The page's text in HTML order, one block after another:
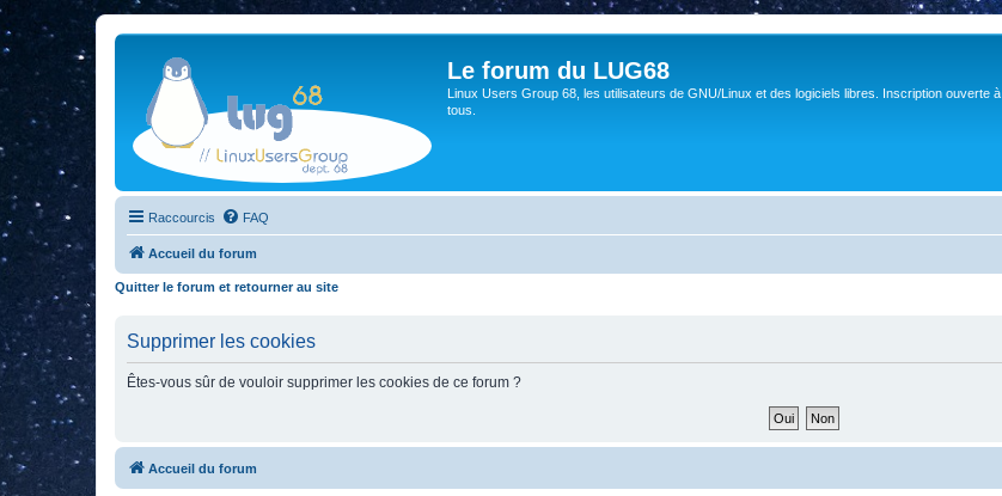
Le forum du LUG68
Linux Users Group 68, les utilisateurs de GNU/Linux et des logiciels libres. Inscription ouverte à
tous.
Raccourcis FAQ
Accueil du forum
Quitter le forum et retourner au site
Supprimer les cookies
Êtes-vous sûr de vouloir supprimer les cookies de ce forum ?
Accueil du forum